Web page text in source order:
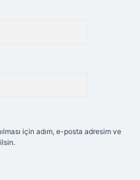
için adım, e-posta adresim ve